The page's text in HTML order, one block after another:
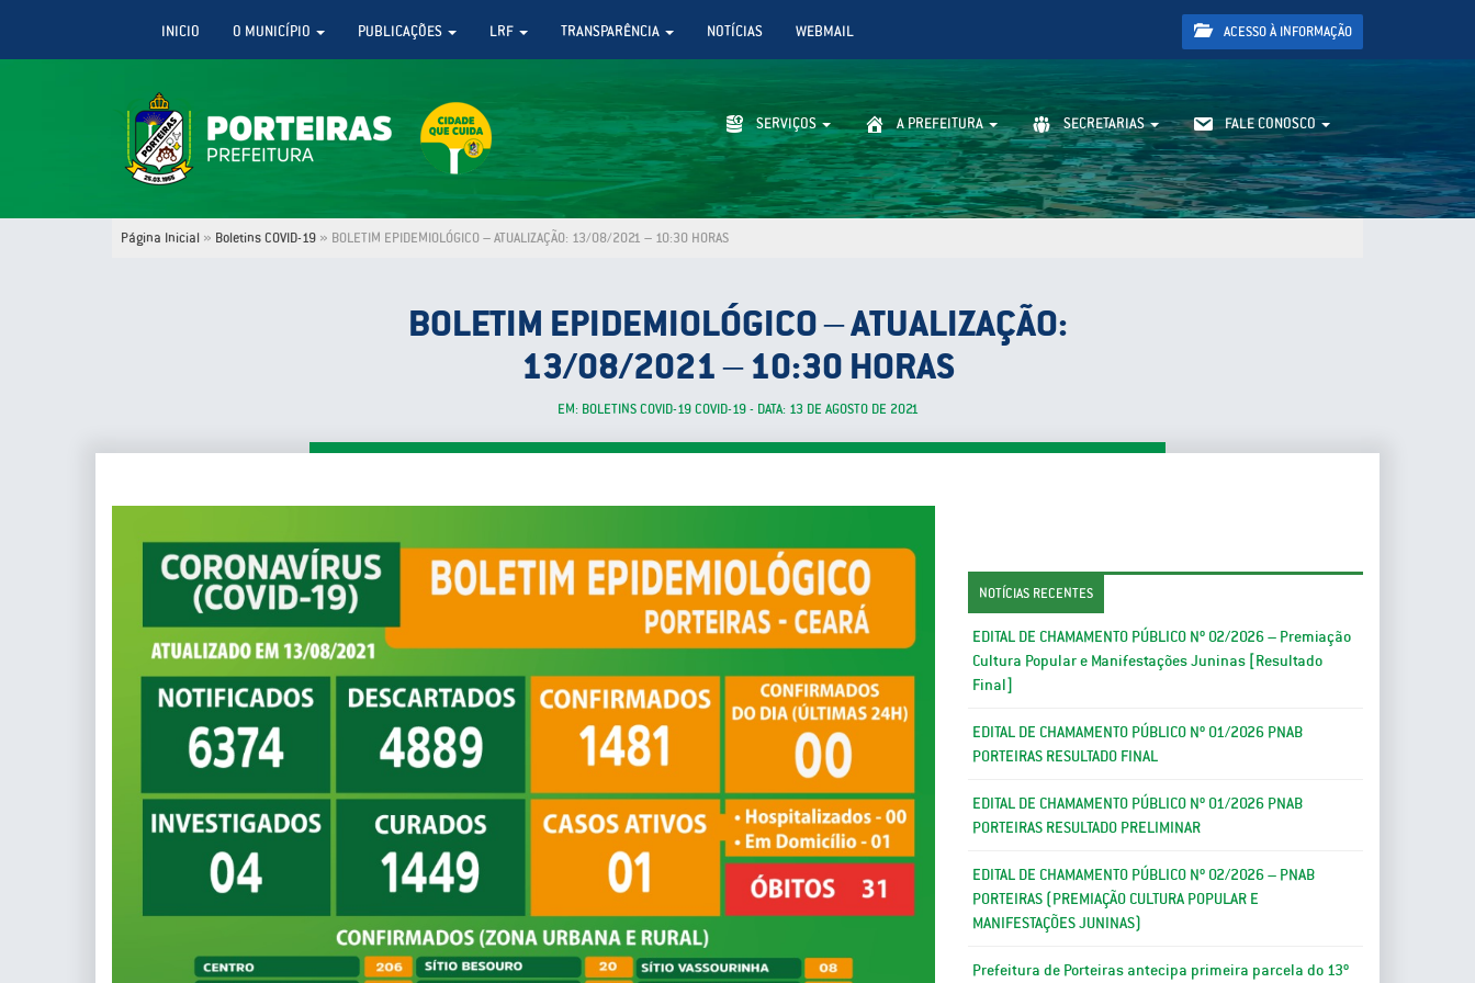
INICIO O MUNICÍPIO PUBLICAÇÕES LRF TRANSPARÊNCIA NOTÍCIAS WEBMAIL ACESSO À INFORMAÇÃO
SERVIÇOS A PREFEITURA SECRETARIAS FALE CONOSCO
Página Inicial » Boletins COVID-19 » BOLETIM EPIDEMIOLÓGICO – ATUALIZAÇÃO: 13/08/2021 – 10:30 HORAS
BOLETIM EPIDEMIOLÓGICO – ATUALIZAÇÃO:
13/08/2021 – 10:30 HORAS
EM: BOLETINS COVID-19 COVID-19 - DATA: 13 DE AGOSTO DE 2021
NOTÍCIAS RECENTES
EDITAL DE CHAMAMENTO PÚBLICO Nº 02/2026 – Premiação
Cultura Popular e Manifestações Juninas [Resultado
Final]
EDITAL DE CHAMAMENTO PÚBLICO Nº 01/2026 PNAB
PORTEIRAS RESULTADO FINAL
EDITAL DE CHAMAMENTO PÚBLICO Nº 01/2026 PNAB
PORTEIRAS RESULTADO PRELIMINAR
EDITAL DE CHAMAMENTO PÚBLICO Nº 02/2026 – PNAB
PORTEIRAS (PREMIAÇÃO CULTURA POPULAR E
MANIFESTAÇÕES JUNINAS)
Prefeitura de Porteiras antecipa primeira parcela do 13º